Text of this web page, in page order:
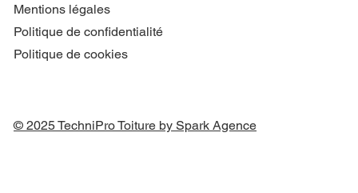
Mentions légales
Politique de confidentialité
Politique de cookies
© 2025 TechniPro Toiture by Spark Agence